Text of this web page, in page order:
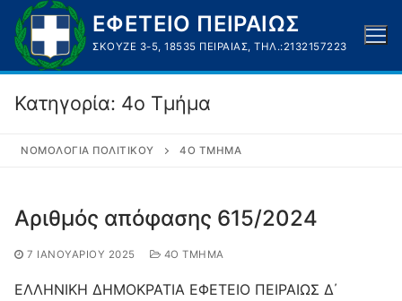
Μετάβαση
στο
περιεχόμενο
ΕΦΕΤΕΙΟ ΠΕΙΡΑΙΩΣ
ΣΚΟΥΖΈ 3-5, 18535 ΠΕΙΡΑΙΆΣ, ΤΗΛ.:2132157223
Κατηγορία: 4o Τμήμα
ΝΟΜΟΛΟΓΊΑ ΠΟΛΙΤΙΚΟΎ 4O ΤΜΉΜΑ
Αριθμός απόφασης 615/2024
7 ΙΑΝΟΥΑΡΊΟΥ 2025 4O ΤΜΉΜΑ
ΕΛΛΗΝΙΚΗ ΔΗΜΟΚΡΑΤΙΑ ΕΦΕΤΕΙΟ ΠΕΙΡΑΙΩΣ Δ΄